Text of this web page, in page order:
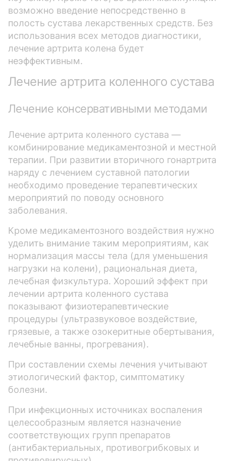
возможно введение непосредственно в
полость сустава лекарственных средств. Без
использования всех методов диагностики,
лечение артрита колена будет
неэффективным.
Лечение артрита коленного сустава
Лечение консервативными методами
Лечение артрита коленного сустава —
комбинирование медикаментозной и местной
терапии. При развитии вторичного гонартрита
наряду с лечением суставной патологии
необходимо проведение терапевтических
мероприятий по поводу основного
заболевания.
Кроме медикаментозного воздействия нужно
уделить внимание таким мероприятиям, как
нормализация массы тела (для уменьшения
нагрузки на колени), рациональная диета,
лечебная физкультура. Хороший эффект при
лечении артрита коленного сустава
показывают физиотерапевтические
процедуры (ультразвуковое воздействие,
грязевые, а также озокеритные обертывания,
лечебные ванны, прогревания).
При составлении схемы лечения учитывают
этиологический фактор, симптоматику
болезни.
При инфекционных источниках воспаления
целесообразным является назначение
соответствующих групп препаратов
(антибактериальных, противогрибковых и